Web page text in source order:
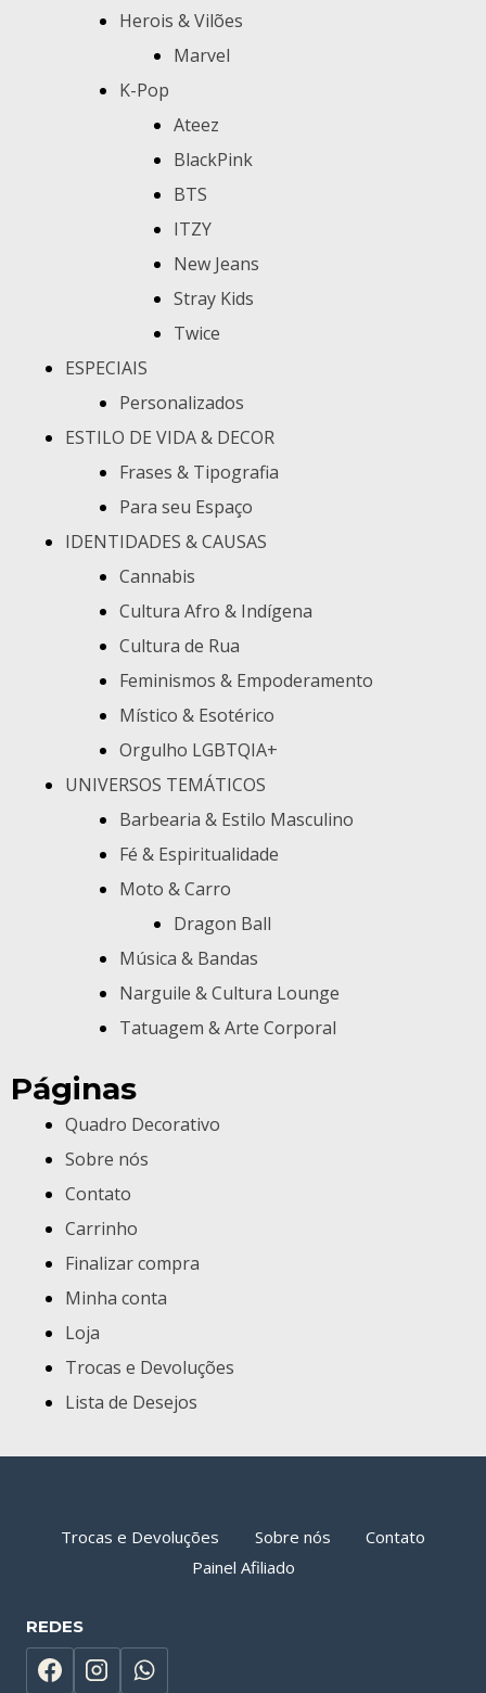
Herois & Vilões
Marvel
K-Pop
Ateez
BlackPink
BTS
ITZY
New Jeans
Stray Kids
Twice
ESPECIAIS
Personalizados
ESTILO DE VIDA & DECOR
Frases & Tipografia
Para seu Espaço
IDENTIDADES & CAUSAS
Cannabis
Cultura Afro & Indígena
Cultura de Rua
Feminismos & Empoderamento
Místico & Esotérico
Orgulho LGBTQIA+
UNIVERSOS TEMÁTICOS
Barbearia & Estilo Masculino
Fé & Espiritualidade
Moto & Carro
Dragon Ball
Música & Bandas
Narguile & Cultura Lounge
Tatuagem & Arte Corporal
Páginas
Quadro Decorativo
Sobre nós
Contato
Carrinho
Finalizar compra
Minha conta
Loja
Trocas e Devoluções
Lista de Desejos
Trocas e Devoluções Sobre nós
Contato
Painel Afiliado
REDES